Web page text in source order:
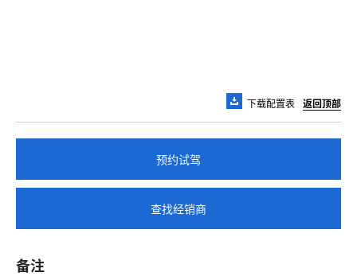
下载配置表 返回顶部
预约试驾
查找经销商
备注